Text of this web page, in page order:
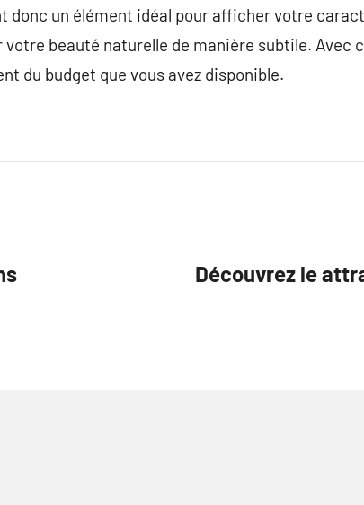
un élément idéal pour afficher votre
beauté naturelle de manière subtile. Avec
du budget que vous avez disponible.
Découvrez le